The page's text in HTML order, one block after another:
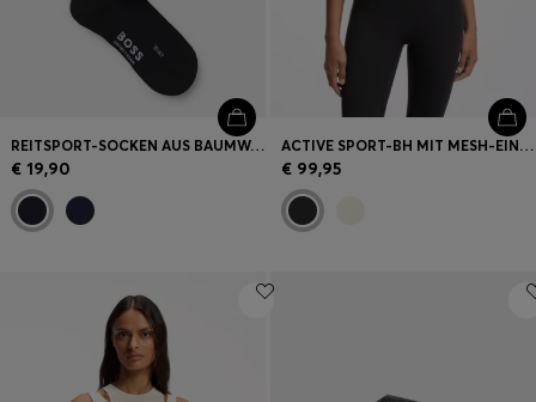
REITSPORT-SOCKEN AUS BAUMWOLL-MIX MIT LOGO
€ 19,90
ACTIVE SPORT-BH MIT MESH-EINSATZ
€ 99,95